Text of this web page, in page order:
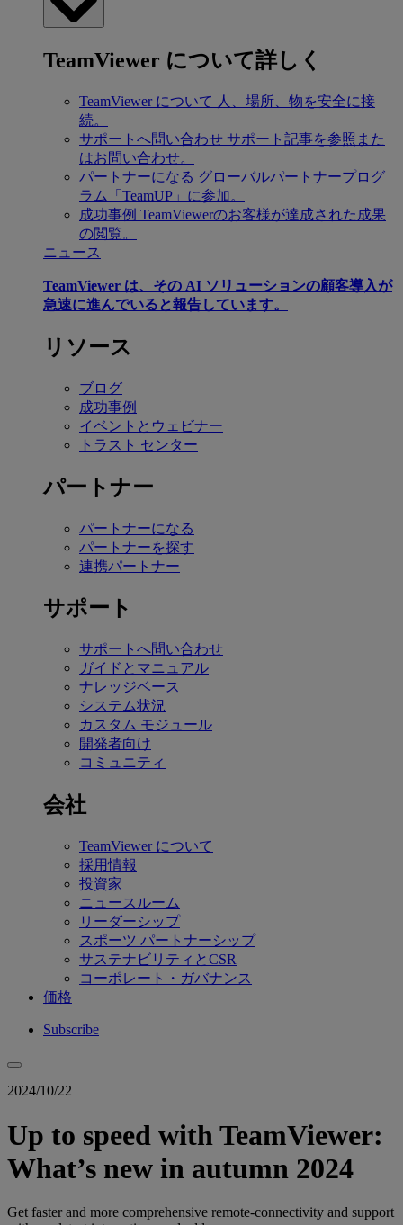
TeamViewer について詳しく
TeamViewer について 人、場所、物を安全に接
続。
サポートへ問い合わせ サポート記事を参照また
はお問い合わせ。
パートナーになる グローバルパートナープログ
ラム「TeamUP」に参加。
成功事例 TeamViewerのお客様が達成された成果
の閲覧。
ニュース
TeamViewer は、その AI ソリューションの顧客導入が
急速に進んでいると報告しています。
リソース
ブログ
成功事例
イベントとウェビナー
トラスト センター
パートナー
パートナーになる
パートナーを探す
連携パートナー
サポート
サポートへ問い合わせ
ガイドとマニュアル
ナレッジベース
システム状況
カスタム モジュール
開発者向け
コミュニティ
会社
TeamViewer について
採用情報
投資家
ニュースルーム
リーダーシップ
スポーツ パートナーシップ
サステナビリティとCSR
コーポレート・ガバナンス
価格
Subscribe
2024/10/22
Up to speed with TeamViewer:
What’s new in autumn 2024
Get faster and more comprehensive remote-connectivity and support